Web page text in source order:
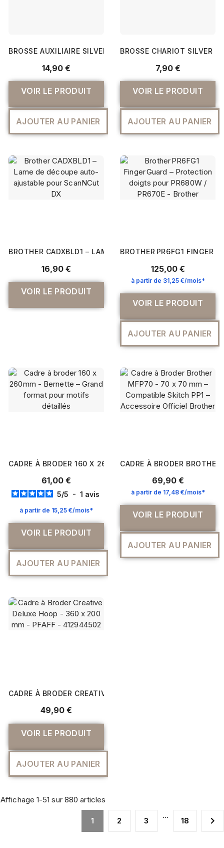
BROSSE AUXILIAIRE SILVER REED – SRP50 SRP60 SRP60N
14,90 €
VOIR LE PRODUIT
AJOUTER AU PANIER
BROSSE CHARIOT SILVER
7,90 €
VOIR LE PRODUIT
AJOUTER AU PANIER
BROTHER CADXBLD1 – LAME DE DÉCOUPE AUTO-
16,90 €
VOIR LE PRODUIT
BROTHER PR6FG1 FINGER
125,00 €
à partir de 31,25 €/mois*
VOIR LE PRODUIT
AJOUTER AU PANIER
CADRE À BRODER 160 X 260MM - BERNETTE – GRAND
61,00 €
5/5 - 1 avis
à partir de 15,25 €/mois*
VOIR LE PRODUIT
AJOUTER AU PANIER
CADRE À BRODER
69,90 €
à partir de 17,48 €/mois*
VOIR LE PRODUIT
AJOUTER AU PANIER
CADRE À BRODER CREATIVE DELUXE HOOP - 360 X 200
49,90 €
VOIR LE PRODUIT
AJOUTER AU PANIER
Affichage 1-51 sur 880 articles
1 2 3
…
18 